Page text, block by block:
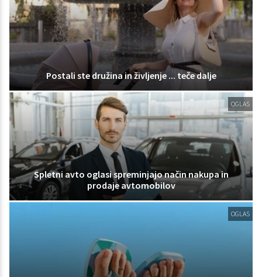
Postali ste družina in življenje ... teče dalje
OGLAS
Spletni avto oglasi spreminjajo način nakupa in
prodaje avtomobilov
OGLAS